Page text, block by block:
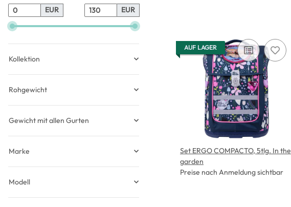
AUF LAGER
Set ERGO COMPACTO, 5tlg. In the
garden
Preise nach Anmeldung sichtbar
EUR
EUR
Kollektion
Rohgewicht
Gewicht mit allen Gurten
Marke
Modell